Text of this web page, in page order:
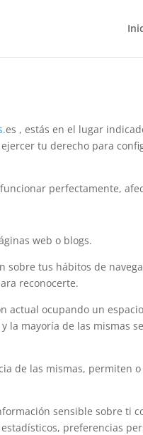
es , estás en el lugar
tu derecho para
perfectamente,
web o blogs.
tus hábitos de
reconocerte.
actual ocupando un
la mayoría de las mismas
de las mismas, permiten
sensible sobre ti
preferencias